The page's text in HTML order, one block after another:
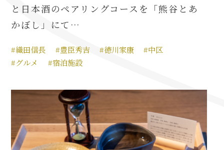
徳川家康と名古屋の関係
家康グルメ・土産 一覧
名古屋＜家康＞観光モデルコース
前田利家と名古屋の関係
と日本酒のペアリングコースを「熊谷とあ
かぼし」にて…
#織田信長 #豊臣秀吉 #徳川家康
#中区
#グルメ
#宿泊施設